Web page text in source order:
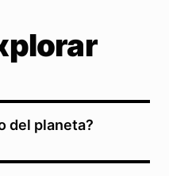
del planeta?